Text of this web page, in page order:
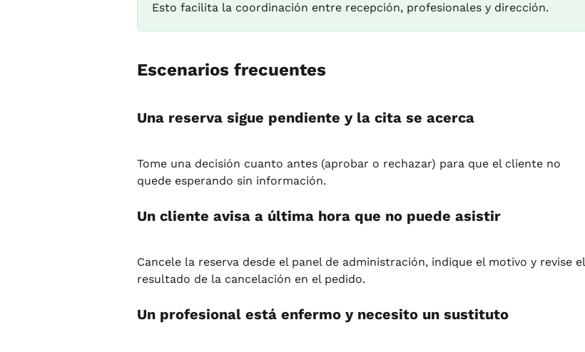
Esto facilita la coordinación entre recepción, profesionales y dirección.
Escenarios frecuentes
Una reserva sigue pendiente y la cita se acerca
Tome una decisión cuanto antes (aprobar o rechazar) para que el cliente no
quede esperando sin información.
Un cliente avisa a última hora que no puede asistir
Cancele la reserva desde el panel de administración, indique el motivo y revise el
resultado de la cancelación en el pedido.
Un profesional está enfermo y necesito un sustituto